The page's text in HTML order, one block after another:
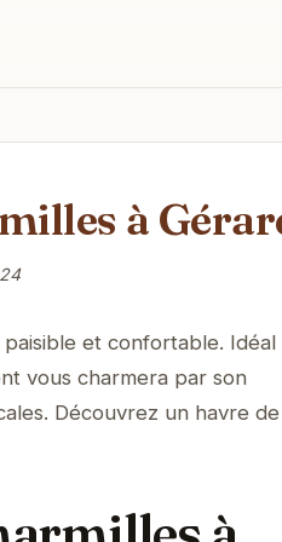
à
et confortable. Idéal
vous charmera par son
Découvrez un havre de